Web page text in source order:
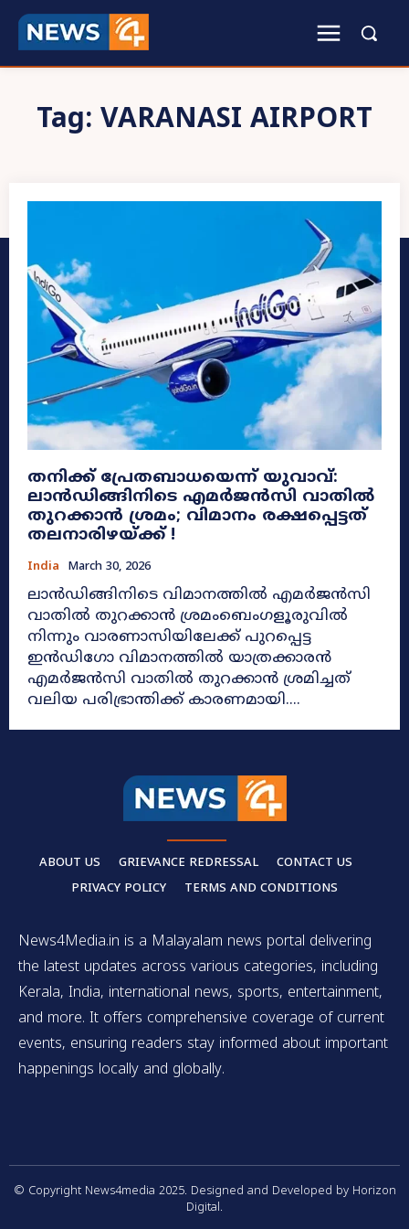
Tag: VARANASI AIRPORT
തനിക്ക് പ്രേതബാധയെന്ന് യുവാവ്:
ലാൻഡിങ്ങിനിടെ എമർജൻസി വാതിൽ
തുറക്കാൻ ശ്രമം; വിമാനം രക്ഷപ്പെട്ടത്
തലനാരിഴയ്ക്ക് !
India March 30, 2026
ലാൻഡിങ്ങിനിടെ വിമാനത്തിൽ എമർജൻസി
വാതിൽ തുറക്കാൻ ശ്രമംബെംഗളൂരുവിൽ
നിന്നും വാരണാസിയിലേക്ക് പുറപ്പെട്ട
ഇൻഡിഗോ വിമാനത്തിൽ യാത്രക്കാരൻ
എമർജൻസി വാതിൽ തുറക്കാൻ ശ്രമിച്ചത്
വലിയ പരിഭ്രാന്തിക്ക് കാരണമായി....
ABOUT US GRIEVANCE REDRESSAL
CONTACT US
PRIVACY POLICY
TERMS AND CONDITIONS
News4Media.in is a Malayalam news portal delivering
the latest updates across various categories, including
Kerala, India, international news, sports, entertainment,
and more. It offers comprehensive coverage of current
events, ensuring readers stay informed about important
happenings locally and globally.
© Copyright News4media 2025. Designed and Developed by Horizon
Digital.